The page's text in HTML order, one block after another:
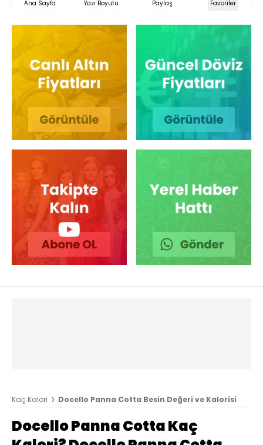
Ana Sayfa Yazı Boyutu Paylaş Favoriler
Kaç Kalori Docello Panna Cotta Besin Değeri ve Kalorisi
Docello Panna Cotta Kaç